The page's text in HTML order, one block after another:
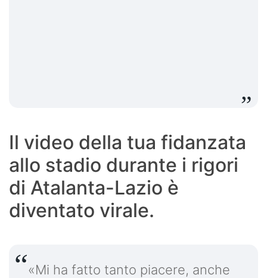
Il video della tua fidanzata
allo stadio durante i rigori
di Atalanta-Lazio è
diventato virale.
«Mi ha fatto tanto piacere, anche